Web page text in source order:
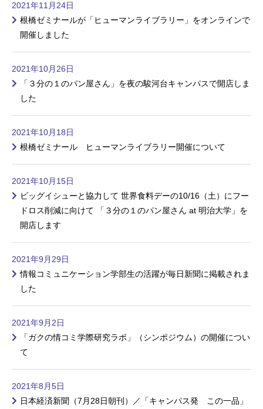
2021年11月24日
根橋ゼミナールが「ヒューマンライブラリー」をオンラインで
開催しました
2021年10月26日
「３分の１のパン屋さん」を夜の駿河台キャンパスで開店しま
した
2021年10月18日
根橋ゼミナール ヒューマンライブラリー開催について
2021年10月15日
ビッグイシューと協力して 世界食料デーの10/16（土）にフー
ドロス削減に向けて 「３分の１のパン屋さん at 明治大学」を
開店します
2021年9月29日
情報コミュニケーション学部生の活躍が毎日新聞に掲載されま
した
2021年9月2日
「ガクの情コミ学際研究ラボ」（シンポジウム）の開催につい
て
2021年8月5日
日本経済新聞（7月28日朝刊）／「キャンパス発 この一品」